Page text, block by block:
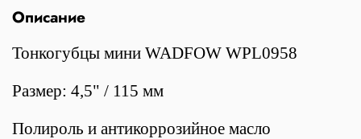
Описание
Тонкогубцы мини WADFOW WPL0958
Размер: 4,5" / 115 мм
Полироль и антикоррозийное масло